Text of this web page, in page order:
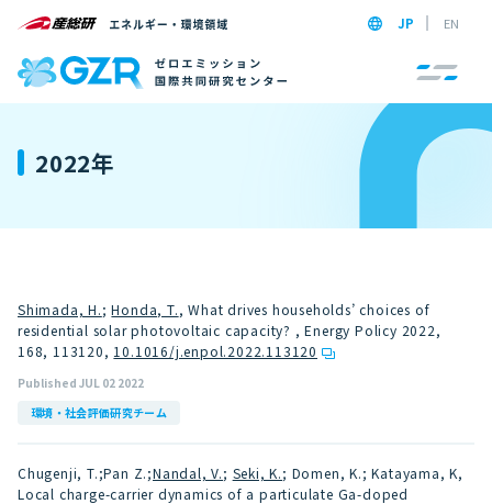
JP EN
2022年
Shimada, H.;Honda, T., What drives households’ choices of
residential solar photovoltaic capacity? , Energy Policy 2022,
168, 113120, 10.1016/j.enpol.2022.113120
Published JUL 02 2022
環境・社会評価研究チーム
Chugenji, T.;Pan Z.;Nandal, V.; Seki, K.; Domen, K.; Katayama, K,
Local charge-carrier dynamics of a particulate Ga-doped